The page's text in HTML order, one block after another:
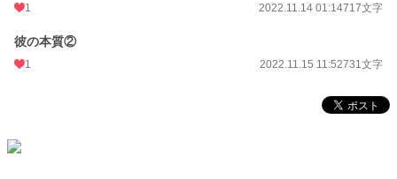
1 2022.11.14 01:14717文字
彼の本質②
1 2022.11.15 11:52731文字